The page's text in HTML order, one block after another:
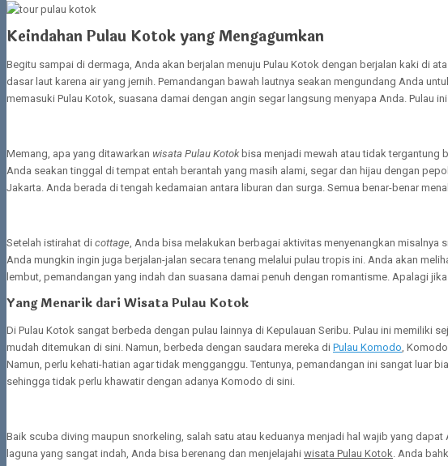
Keindahan Pulau Kotok yang Mengagumkan
Begitu sampai di dermaga, Anda akan berjalan menuju Pulau Kotok dengan berjalan kaki di
dasar laut karena air yang jernih. Pemandangan bawah lautnya seakan mengundang Anda
memasuki Pulau Kotok, suasana damai dengan angin segar langsung menyapa Anda. Pulau
Memang, apa yang ditawarkan wisata Pulau Kotokbisa menjadi mewah atau tidak tergantung
Anda seakan tinggal di tempat entah berantah yang masih alami, segar dan hijau dengan
Jakarta. Anda berada di tengah kedamaian antara liburan dan surga. Semua benar-benar
Setelah istirahat di cottage, Anda bisa melakukan berbagai aktivitas menyenangkan
Anda mungkin ingin juga berjalan-jalan secara tenang melalui pulau tropis ini. Anda akan
lembut, pemandangan yang indah dan suasana damai penuh dengan romantisme. Apalagi
Yang Menarik dari Wisata Pulau Kotok
Di Pulau Kotok sangat berbeda dengan pulau lainnya di Kepulauan Seribu. Pulau ini memiliki
mudah ditemukan di sini. Namun, berbeda dengan saudara mereka di Pulau Komodo,
Namun, perlu kehati-hatian agar tidak mengganggu. Tentunya, pemandangan ini sangat luar
sehingga tidak perlu khawatir dengan adanya Komodo di sini.
Baik scuba diving maupun snorkeling, salah satu atau keduanya menjadi hal wajib yang
laguna yang sangat indah, Anda bisa berenang dan menjelajahi wisata Pulau Kotok. Anda